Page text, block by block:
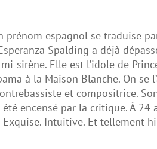
prénom espagnol se traduise
Spalding a déjà
sirène. Elle est l’idole de
à la Maison Blanche. On se
et compositrice.
été encensé par la critique. À
Intuitive. Et tellement